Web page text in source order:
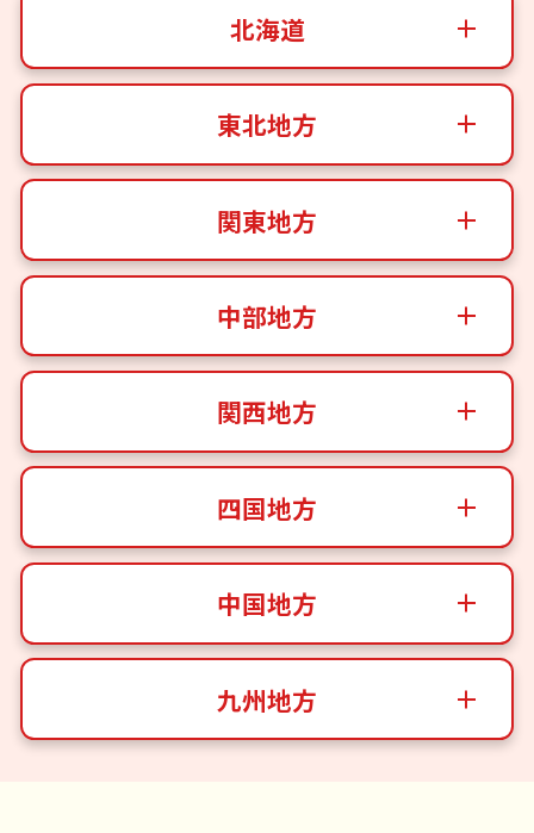
北海道
東北地方
関東地方
中部地方
関西地方
四国地方
中国地方
九州地方